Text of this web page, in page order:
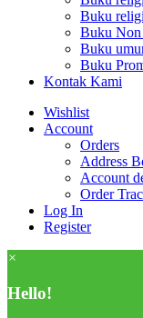
Buku
Buku
Buku
Buku
Kontak Kami
Wishlist
Account
Orders
Address
Account
Order
Log In
Register
×
Hello!